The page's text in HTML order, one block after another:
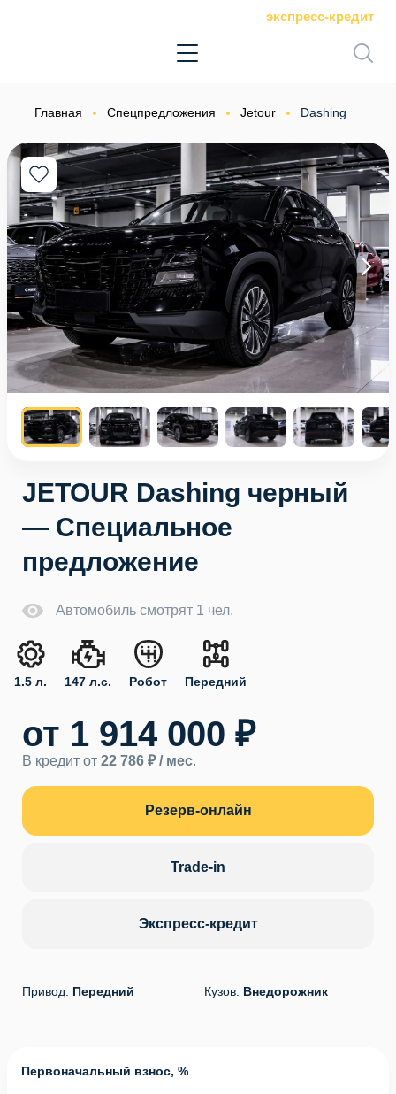
экспресс-кредит
Главная Спецпредложения Jetour Dashing
JETOUR Dashing черный
— Специальное
предложение
Автомобиль смотрят 1 чел.
1.5 л. 147 л.с. Робот Передний
от 1 914 000 ₽
В кредит от 22 786 ₽ / мес.
Резерв-онлайн
Trade-in
Экспресс-кредит
Привод: Передний Кузов: Внедорожник
Первоначальный взнос, %